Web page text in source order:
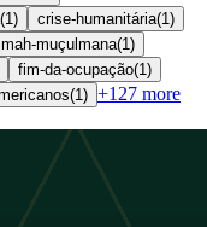
(1 ) crise-humanitária(1 )
muçulmana(1 )
fim-da-ocupação(1 )
(1 ) +127 more